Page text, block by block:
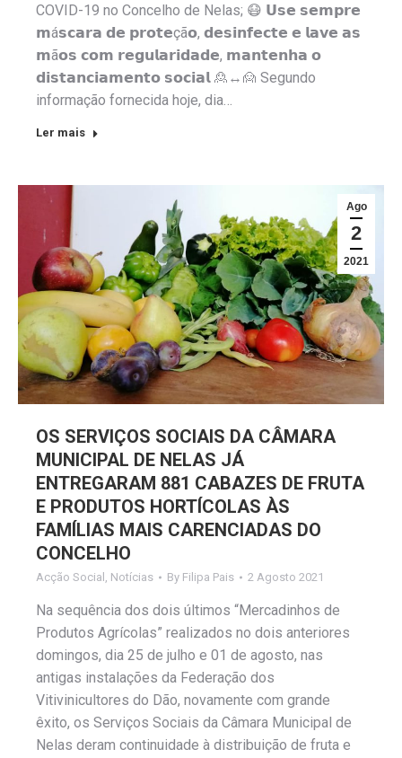
COVID-19 no Concelho de Nelas; 😷 𝗨𝘀𝗲 𝘀𝗲𝗺𝗽𝗿𝗲
𝗺á𝘀𝗰𝗮𝗿𝗮 𝗱𝗲 𝗽𝗿𝗼𝘁𝗲çã𝗼, 𝗱𝗲𝘀𝗶𝗻𝗳𝗲𝗰𝘁𝗲 𝗲 𝗹𝗮𝘃𝗲 𝗮𝘀
𝗺ã𝗼𝘀 𝗰𝗼𝗺 𝗿𝗲𝗴𝘂𝗹𝗮𝗿𝗶𝗱𝗮𝗱𝗲, 𝗺𝗮𝗻𝘁𝗲𝗻𝗵𝗮 𝗼
𝗱𝗶𝘀𝘁𝗮𝗻𝗰𝗶𝗮𝗺𝗲𝗻𝘁𝗼 𝘀𝗼𝗰𝗶𝗮𝗹 🙎↔️🙍 Segundo
informação fornecida hoje, dia…
Ler mais
Ago
2
2021
OS SERVIÇOS SOCIAIS DA CÂMARA
MUNICIPAL DE NELAS JÁ
ENTREGARAM 881 CABAZES DE FRUTA
E PRODUTOS HORTÍCOLAS ÀS
FAMÍLIAS MAIS CARENCIADAS DO
CONCELHO
Acção Social , Notícias By Filipa Pais 2 Agosto 2021
Na sequência dos dois últimos “Mercadinhos de
Produtos Agrícolas” realizados no dois anteriores
domingos, dia 25 de julho e 01 de agosto, nas
antigas instalações da Federação dos
Vitivinicultores do Dão, novamente com grande
êxito, os Serviços Sociais da Câmara Municipal de
Nelas deram continuidade à distribuição de fruta e